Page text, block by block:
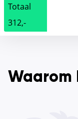
Totaal
312,-
Waarom